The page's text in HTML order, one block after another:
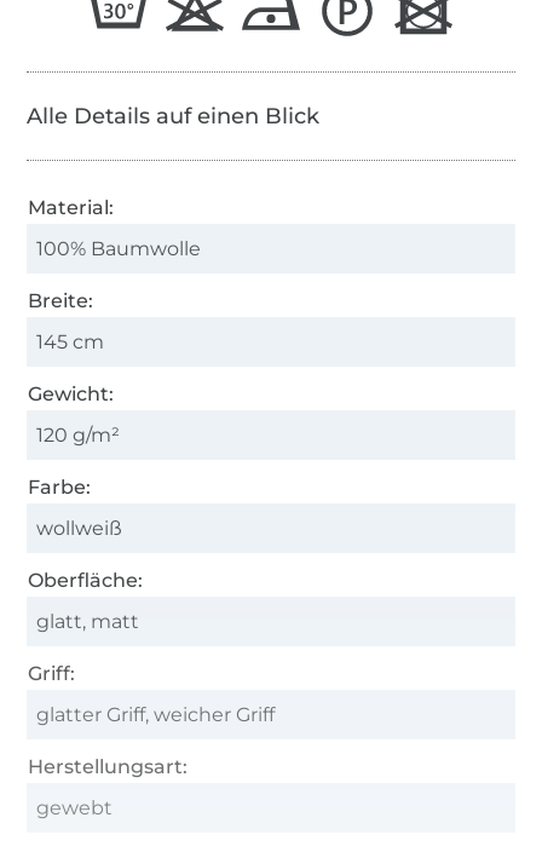
Alle Details auf einen Blick
Material:
100% Baumwolle
Breite:
145 cm
Gewicht:
120 g/m²
Farbe:
wollweiß
Oberfläche:
glatt, matt
Griff:
glatter Griff, weicher Griff
Herstellungsart:
gewebt